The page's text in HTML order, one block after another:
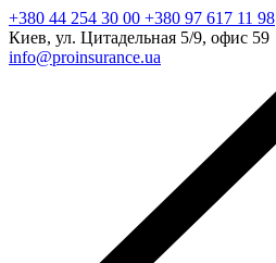
+380 44 254 30 00 +380 97 617 11 98
Киев, ул. Цитадельная 5/9, офис 59
info@proinsurance.ua